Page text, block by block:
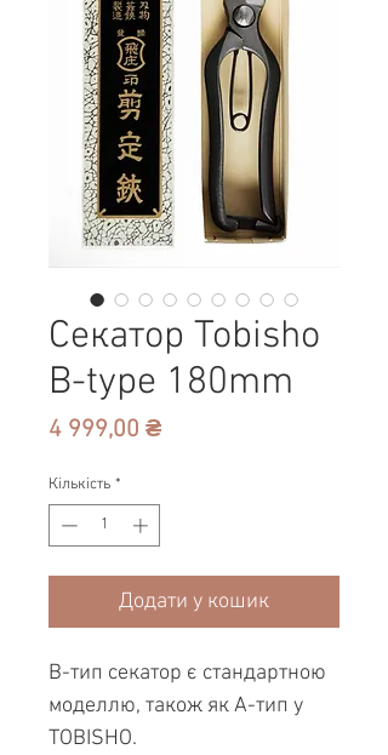
Секатор Tobisho
B-type 180mm
4 999,00 ₴Ціна
Кількість *
Додати у кошик
B-тип секатор є стандартною
моделлю, також як A-тип у
TOBISHO.